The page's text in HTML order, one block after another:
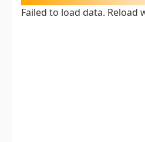
Failed to load data. Reload